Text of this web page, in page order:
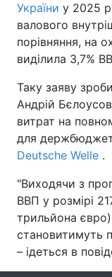
Головна
Україна
Спорт
Техно і зв'язок
Здоров'я
Цікавинки
України у 2025
валового
порівняння, на
виділила 3,7%
Таку заяву
Андрій
витрат на
для
Deutsche Welle .
"Виходячи з
ВВП у розмірі
трильйона
становитимуть
– ідеться в